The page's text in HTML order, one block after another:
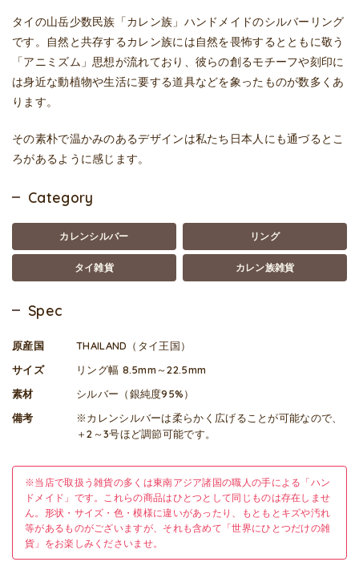
タイの山岳少数民族「カレン族」ハンドメイドのシルバーリング
です。自然と共存するカレン族には自然を畏怖するとともに敬う
「アニミズム」思想が流れており、彼らの創るモチーフや刻印に
は身近な動植物や生活に要する道具などを象ったものが数多くあ
ります。
その素朴で温かみのあるデザインは私たち日本人にも通づるとこ
ろがあるように感じます。
Category
カレンシルバー リング
タイ雑貨 カレン族雑貨
Spec
原産国
THAILAND（タイ王国）
サイズ
リング幅 8.5mm～22.5mm
素材
シルバー（銀純度95%）
備考
※カレンシルバーは柔らかく広げることが可能なので、
＋2～3号ほど調節可能です。
※当店で取扱う雑貨の多くは東南アジア諸国の職人の手による「ハン
ドメイド」です。これらの商品はひとつとして同じものは存在しませ
ん。形状・サイズ・色・模様に違いがあったり、もともとキズや汚れ
等があるものがございますが、それも含めて「世界にひとつだけの雑
貨」をお楽しみくださいませ。